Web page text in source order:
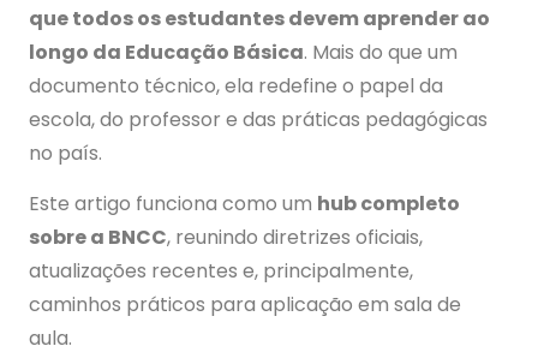
que todos os estudantes devem aprender ao
longo da Educação Básica. Mais do que um
documento técnico, ela redefine o papel da
escola, do professor e das práticas pedagógicas
no país.
Este artigo funciona como um hub completo
sobre a BNCC, reunindo diretrizes oficiais,
atualizações recentes e, principalmente,
caminhos práticos para aplicação em sala de
aula.